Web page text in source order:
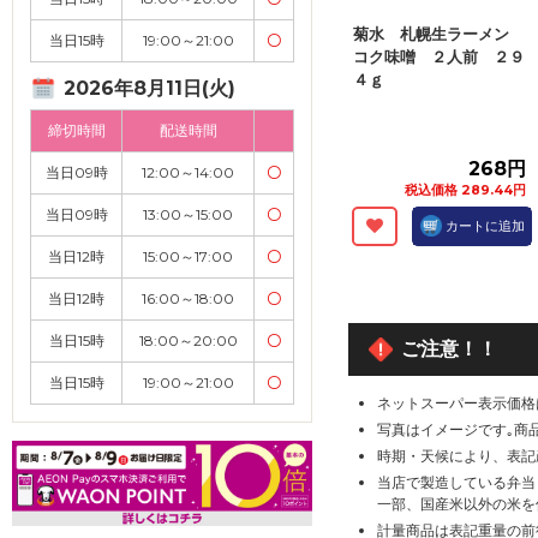
当日15時 19:00～21:00 〇
2026年8月11日(火)
締切時間 配送時間
当日09時 12:00～14:00 〇
当日09時 13:00～15:00 〇
当日12時 15:00～17:00 〇
当日12時 16:00～18:00 〇
当日15時 18:00～20:00 〇
当日15時 19:00～21:00 〇
菊水 札幌生ラーメン
コク味噌 ２人前 ２９
４ｇ
268円
税込価格 289.44円
カートに追加
ご注意！！
ネットスーパー表示価
写真はイメージです｡商
時期・天候により、表
当店で製造している弁
一部、国産米以外の米
計量商品は表記重量の